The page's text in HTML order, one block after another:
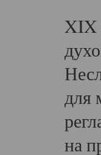
XIX
для
на